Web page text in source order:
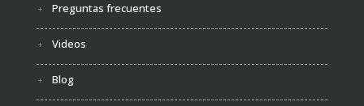
Preguntas frecuentes
Videos
Blog